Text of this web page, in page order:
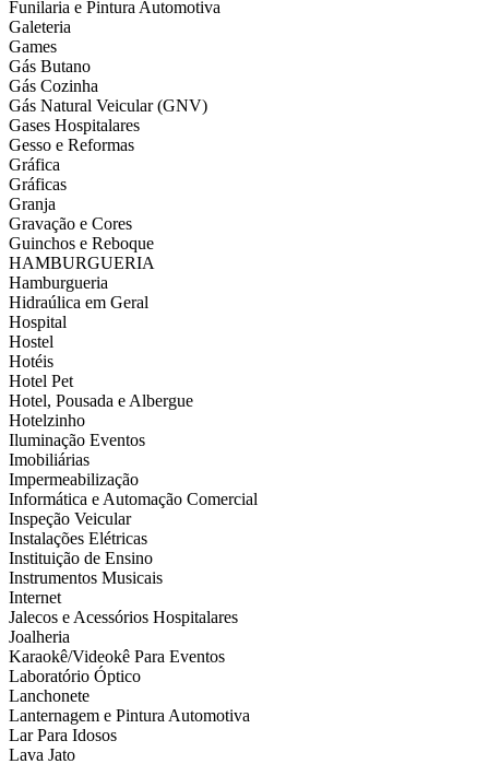
Funilaria e Pintura Automotiva
Galeteria
Games
Gás Butano
Gás Cozinha
Gás Natural Veicular (GNV)
Gases Hospitalares
Gesso e Reformas
Gráfica
Gráficas
Granja
Gravação e Cores
Guinchos e Reboque
HAMBURGUERIA
Hamburgueria
Hidraúlica em Geral
Hospital
Hostel
Hotéis
Hotel Pet
Hotel, Pousada e Albergue
Hotelzinho
Iluminação Eventos
Imobiliárias
Impermeabilização
Informática e Automação Comercial
Inspeção Veicular
Instalações Elétricas
Instituição de Ensino
Instrumentos Musicais
Internet
Jalecos e Acessórios Hospitalares
Joalheria
Karaokê/Videokê Para Eventos
Laboratório Óptico
Lanchonete
Lanternagem e Pintura Automotiva
Lar Para Idosos
Lava Jato